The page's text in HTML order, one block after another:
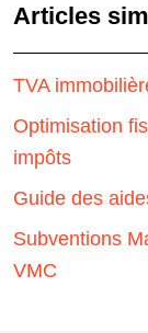
Articles
TVA
Optimisation
impôts
Guide des
Subventions
VMC